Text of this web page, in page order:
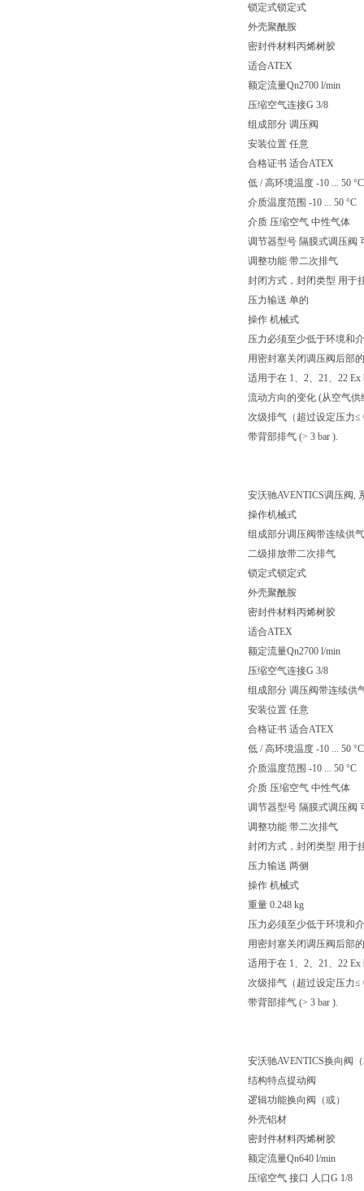
锁定式锁定式
外壳聚酰胺
密封件材料丙烯树胶
适合ATEX
额定流量Qn2700 l/min
压缩空气连接G 3/8
组成部分 调压阀
安装位置 任意
合格证书 适合ATEX
低 / 高环境温度 -10 ... 50 °C
介质温度范围 -10 ... 50 °C
介质 压缩空气 中性气体
调节器型号 隔膜式调压阀
调整功能 带二次排气
封闭方式，封闭类型 用于
压力输送 单的
操作 机械式
压力必须至少低于环境和
用密封塞关闭调压阀后部
适用于在 1、2、21、22
流动方向的变化 (从空气
次级排气（超过设定压力≤
带背部排气 (> 3 bar ).
安沃驰AVENTICS调压阀,
操作机械式
组成部分调压阀带连续供气
二级排放带二次排气
锁定式锁定式
外壳聚酰胺
密封件材料丙烯树胶
适合ATEX
额定流量Qn2700 l/min
压缩空气连接G 3/8
组成部分 调压阀带连续供
安装位置 任意
合格证书 适合ATEX
低 / 高环境温度 -10 ... 50 °C
介质温度范围 -10 ... 50 °C
介质 压缩空气 中性气体
调节器型号 隔膜式调压阀
调整功能 带二次排气
封闭方式，封闭类型 用于
压力输送 两侧
操作 机械式
重量 0.248 kg
压力必须至少低于环境和
用密封塞关闭调压阀后部
适用于在 1、2、21、22
次级排气（超过设定压力≤
带背部排气 (> 3 bar ).
安沃驰AVENTICS换向阀（
结构特点提动阀
逻辑功能换向阀（或）
外壳铝材
密封件材料丙烯树胶
额定流量Qn640 l/min
压缩空气 接口 人口G 1/8